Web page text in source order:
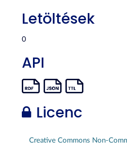
Letöltések
0
API
Licenc
Creative Commons Non-